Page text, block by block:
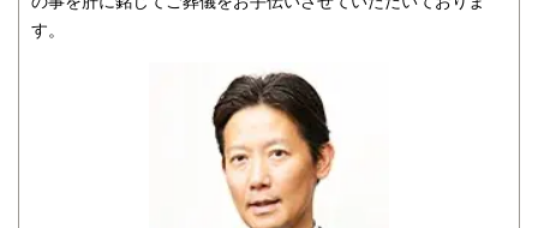
葬儀のカタチは、以前と比べて多様化してきています。以前まで
の葬儀は亡くなった方を偲ぶ悲しい時間でしたが、現在では故人
す。